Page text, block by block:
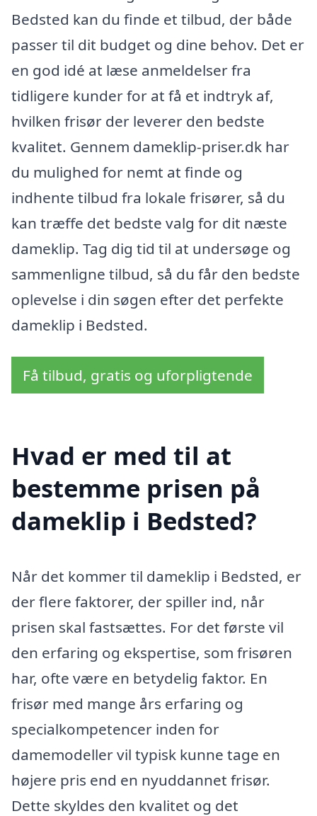
Bedsted kan du finde et tilbud, der både
passer til dit budget og dine behov. Det er
en god idé at læse anmeldelser fra
tidligere kunder for at få et indtryk af,
hvilken frisør der leverer den bedste
kvalitet. Gennem dameklip-priser.dk har
du mulighed for nemt at finde og
indhente tilbud fra lokale frisører, så du
kan træffe det bedste valg for dit næste
dameklip. Tag dig tid til at undersøge og
sammenligne tilbud, så du får den bedste
oplevelse i din søgen efter det perfekte
dameklip i Bedsted.
Få tilbud, gratis og uforpligtende
Hvad er med til at
bestemme prisen på
dameklip i Bedsted?
Når det kommer til dameklip i Bedsted, er
der flere faktorer, der spiller ind, når
prisen skal fastsættes. For det første vil
den erfaring og ekspertise, som frisøren
har, ofte være en betydelig faktor. En
frisør med mange års erfaring og
specialkompetencer inden for
damemodeller vil typisk kunne tage en
højere pris end en nyuddannet frisør.
Dette skyldes den kvalitet og det